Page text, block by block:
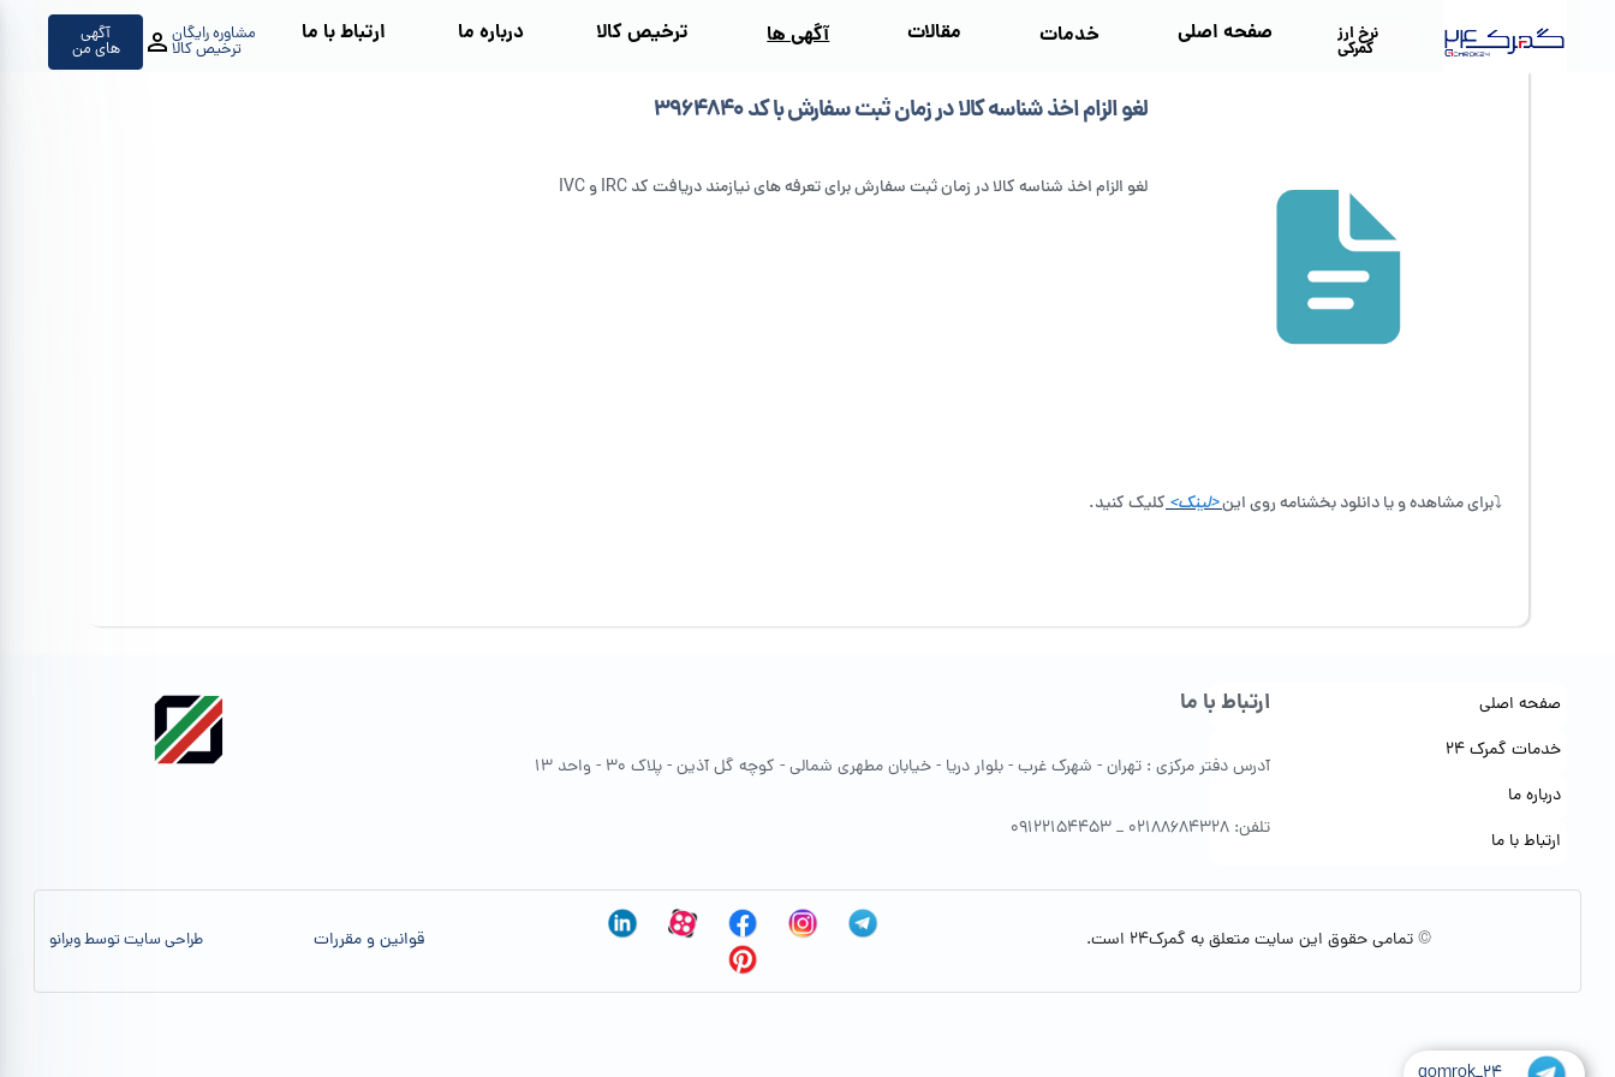
نرخ ارز
گمرکی
صفحه اصلی خدمات مقالات آگهی‌ ها ترخیص کالا درباره ما ارتباط با ما مشاوره رایگان
ترخیص کالا
آگهی
های من
لغو الزام اخذ شناسه کالا در زمان ثبت سفارش با کد ۳۹۶۴۸۴۰
لغو الزام اخذ شناسه کالا در زمان ثبت سفارش برای تعرفه های نیازمند دریافت کد IRC و IVC
⤵️برای مشاهده و یا دانلود بخشنامه روی این<لینک>کلیک کنید.
صفحه اصلی
خدمات گمرک 24
درباره ما
ارتباط با ما
ارتباط با ما
آدرس دفتر مرکزی : تهران - شهرک غرب - بلوار دریا - خیابان مطهری شمالی - کوچه گل آذین - پلاک 30 - واحد 13
تلفن: 02188684328 _ 09122154453
© تمامی حقوق این سایت متعلق به گمرک24 است. قوانین و مقررات طراحی سایت توسط وبرانو